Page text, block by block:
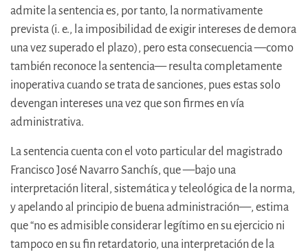
admite la sentencia es, por tanto, la normativamente
prevista (i. e., la imposibilidad de exigir intereses de demora
una vez superado el plazo), pero esta consecuencia —como
también reconoce la sentencia— resulta completamente
inoperativa cuando se trata de sanciones, pues estas solo
devengan intereses una vez que son firmes en vía
administrativa.
La sentencia cuenta con el voto particular del magistrado
Francisco José Navarro Sanchís, que —‍bajo una
interpretación literal, sistemática y teleológica de la norma,
y apelando al principio de buena administración—, estima
que “no es admisible considerar legítimo en su ejercicio ni
tampoco en su fin retardatorio, una interpretación de la